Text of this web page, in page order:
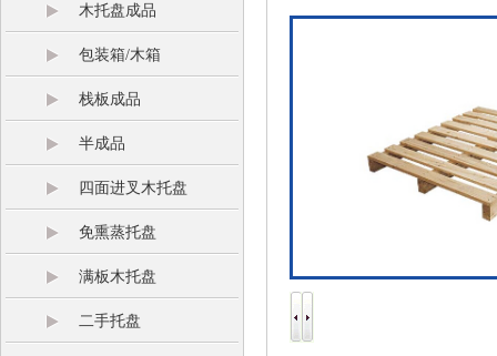
木托盘成品
包装箱/木箱
栈板成品
半成品
四面进叉木托盘
免熏蒸托盘
满板木托盘
二手托盘